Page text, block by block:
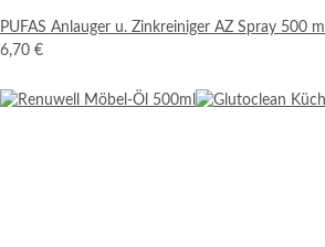
PUFAS Anlauger u. Zinkreiniger AZ Spray 500 ml
6,70 €